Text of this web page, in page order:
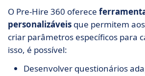
O Pre-Hire 360 oferece
personalizáveis que permitem
criar parâmetros específicos para
isso, é possível:
Desenvolver questionários